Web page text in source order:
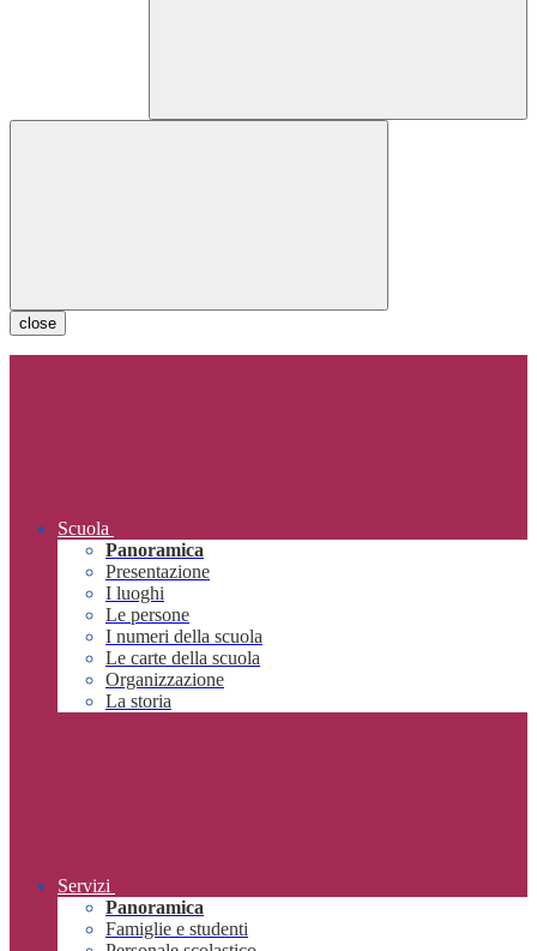
close
Scuola
Panoramica
Presentazione
I luoghi
Le persone
I numeri della scuola
Le carte della scuola
Organizzazione
La storia
Servizi
Panoramica
Famiglie e studenti